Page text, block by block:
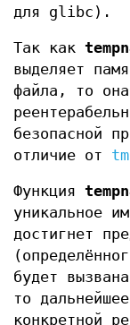
для glibc).
Так как
выделяет
файла, то
безопасной
отличие от
Функция
уникальное
достигнет
будет
то
конкретной